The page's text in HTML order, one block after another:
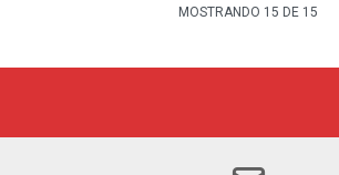
MOSTRANDO 15 DE 15